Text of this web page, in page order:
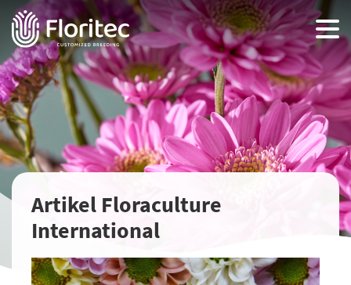
Artikel Floraculture
International